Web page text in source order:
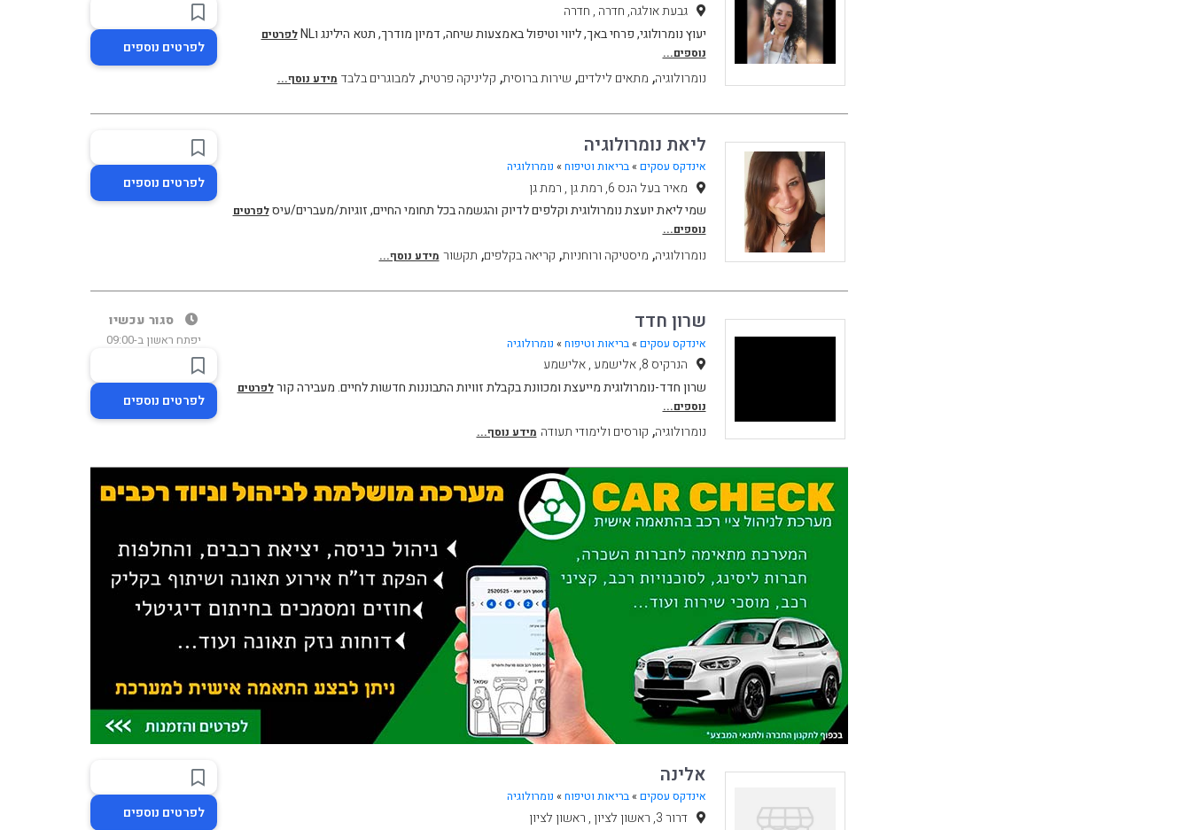
גבעת אולגה, חדרה , חדרה
יעוץ נומרולוגי, פרחי באך, ליווי וטיפול באמצעות שיחה, דמיון מודרך, תטא הילינג וNL
לפרטים
נוספים...
נומרולוגיה, מתאים לילדים, שירות ברוסית, קליניקה פרטית, למבוגרים בלבד מידע נוסף...
לפרטים נוספים
ליאת נומרולוגיה
אינדקס עסקים »בריאות וטיפוח » נומרולוגיה
מאיר בעל הנס 6, רמת גן , רמת גן
שמי ליאת יועצת נומרולוגית וקלפים לדיוק והגשמה בכל תחומי החיים, זוגיות/מעברים/עיסלפרטים
נוספים...
נומרולוגיה, מיסטיקה ורוחניות, קריאה בקלפים, תקשור מידע נוסף...
לפרטים נוספים
שרון חדד
אינדקס עסקים »בריאות וטיפוח » נומרולוגיה
הנרקיס 8, אלישמע , אלישמע
שרון חדד-נומרולוגית מייעצת ומכוונת בקבלת זוויות התבוננות חדשות לחיים. מעבירה קורלפרטים
נוספים...
נומרולוגיה, קורסים ולימודי תעודה מידע נוסף...
סגור עכשיו
יפתח ראשון ב-09:00
לפרטים נוספים
אלינה
אינדקס עסקים »בריאות וטיפוח » נומרולוגיה
דרור 3, ראשון לציון , ראשון לציון
לפרטים נוספים